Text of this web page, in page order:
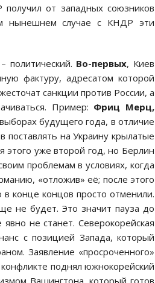
от западных союзников
нынешнем случае с КНДР эти
политический. Во-первых, Киев
фактуру, адресатом которой
санкции против России, а
Пример: Фриц Мерц,
будущего года, в отличие
поставлять на Украину крылатые
этого уже второй год, но Берлин
проблемам в условиях, когда
«отложив» её; после этого
конце концов просто отменили.
не будет. Это значит пауза до
не станет. Северокорейская
с позицией Запада, который
Заявление «просроченного»
поднял южнокорейский
Вашингтона, который готов